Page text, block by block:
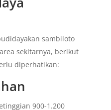
sambiloto
sekitarnya, berikut
diperhatikan:
900-1.200